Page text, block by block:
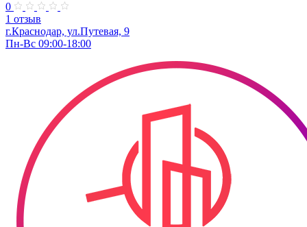
0
1 отзыв
г.Краснодар, ул.Путевая, 9
Пн-Вс 09:00-18:00